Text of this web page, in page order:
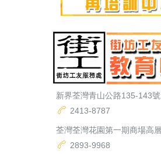
新界荃灣青山公路135-143
2413-8787
荃灣荃灣花園第一期商場高
2893-9968